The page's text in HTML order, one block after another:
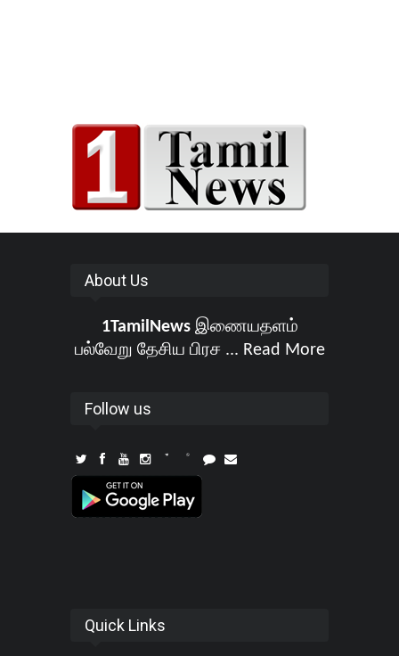
About Us
1TamilNewsஇணையதளம்
பல்வேறு தேசிய பிரச ... Read More
Follow us
Quick Links